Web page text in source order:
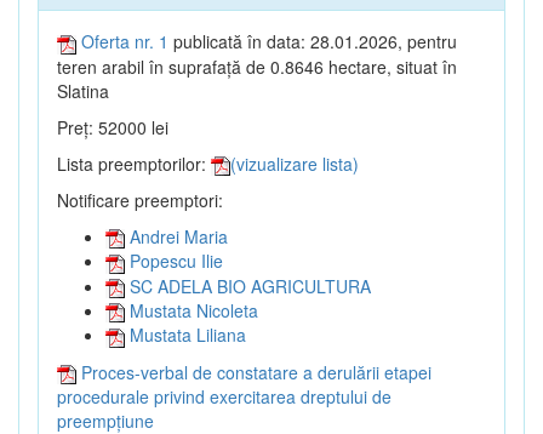
Oferta nr. 1 publicată în data: 28.01.2026, pentru
teren arabil în suprafață de 0.8646 hectare, situat în
Slatina
Preț: 52000 lei
Lista preemptorilor:
(vizualizare lista)
Notificare preemptori:
Andrei Maria
Popescu Ilie
SC ADELA BIO AGRICULTURA
Mustata Nicoleta
Mustata Liliana
Proces-verbal de constatare a derulării etapei
procedurale privind exercitarea dreptului de
preempțiune